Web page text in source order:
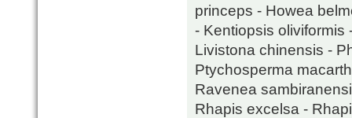
princeps - Howea
- Kentiopsis oliviformis
Livistona chinensis -
Ptychosperma
Ravenea
Rhapis excelsa -